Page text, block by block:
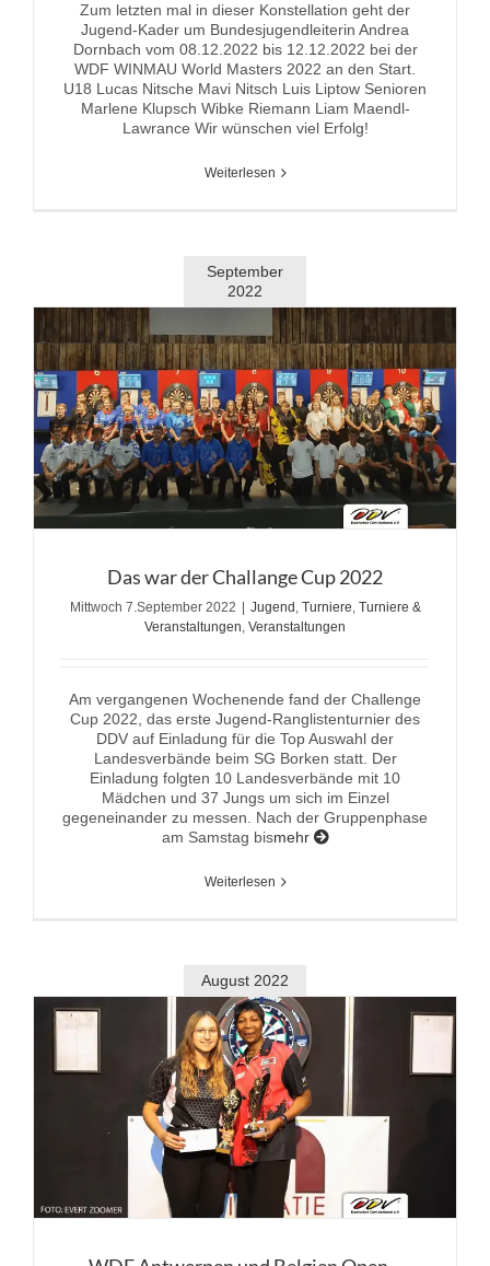
Zum letzten mal in dieser Konstellation geht der
Jugend-Kader um Bundesjugendleiterin Andrea
Dornbach vom 08.12.2022 bis 12.12.2022 bei der
WDF WINMAU World Masters 2022 an den Start.
U18 Lucas Nitsche Mavi Nitsch Luis Liptow Senioren
Marlene Klupsch Wibke Riemann Liam Maendl-
Lawrance Wir wünschen viel Erfolg!
Weiterlesen
September
2022
Das war der Challange Cup 2022
Mittwoch 7.September 2022 Jugend , Turniere, Turniere &
Veranstaltungen, Veranstaltungen
Am vergangenen Wochenende fand der Challenge
Cup 2022, das erste Jugend-Ranglistenturnier des
DDV auf Einladung für die Top Auswahl der
Landesverbände beim SG Borken statt. Der
Einladung folgten 10 Landesverbände mit 10
Mädchen und 37 Jungs um sich im Einzel
gegeneinander zu messen. Nach der Gruppenphase
am Samstag bismehr
Weiterlesen
August 2022